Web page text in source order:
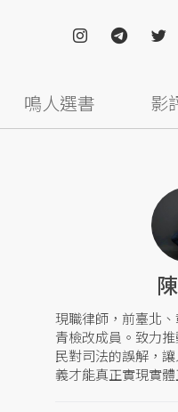
鳴人選書 影
現職律師，前臺北
青檢改成員。致力
民對司法的誤解，
義才能真正實現實體